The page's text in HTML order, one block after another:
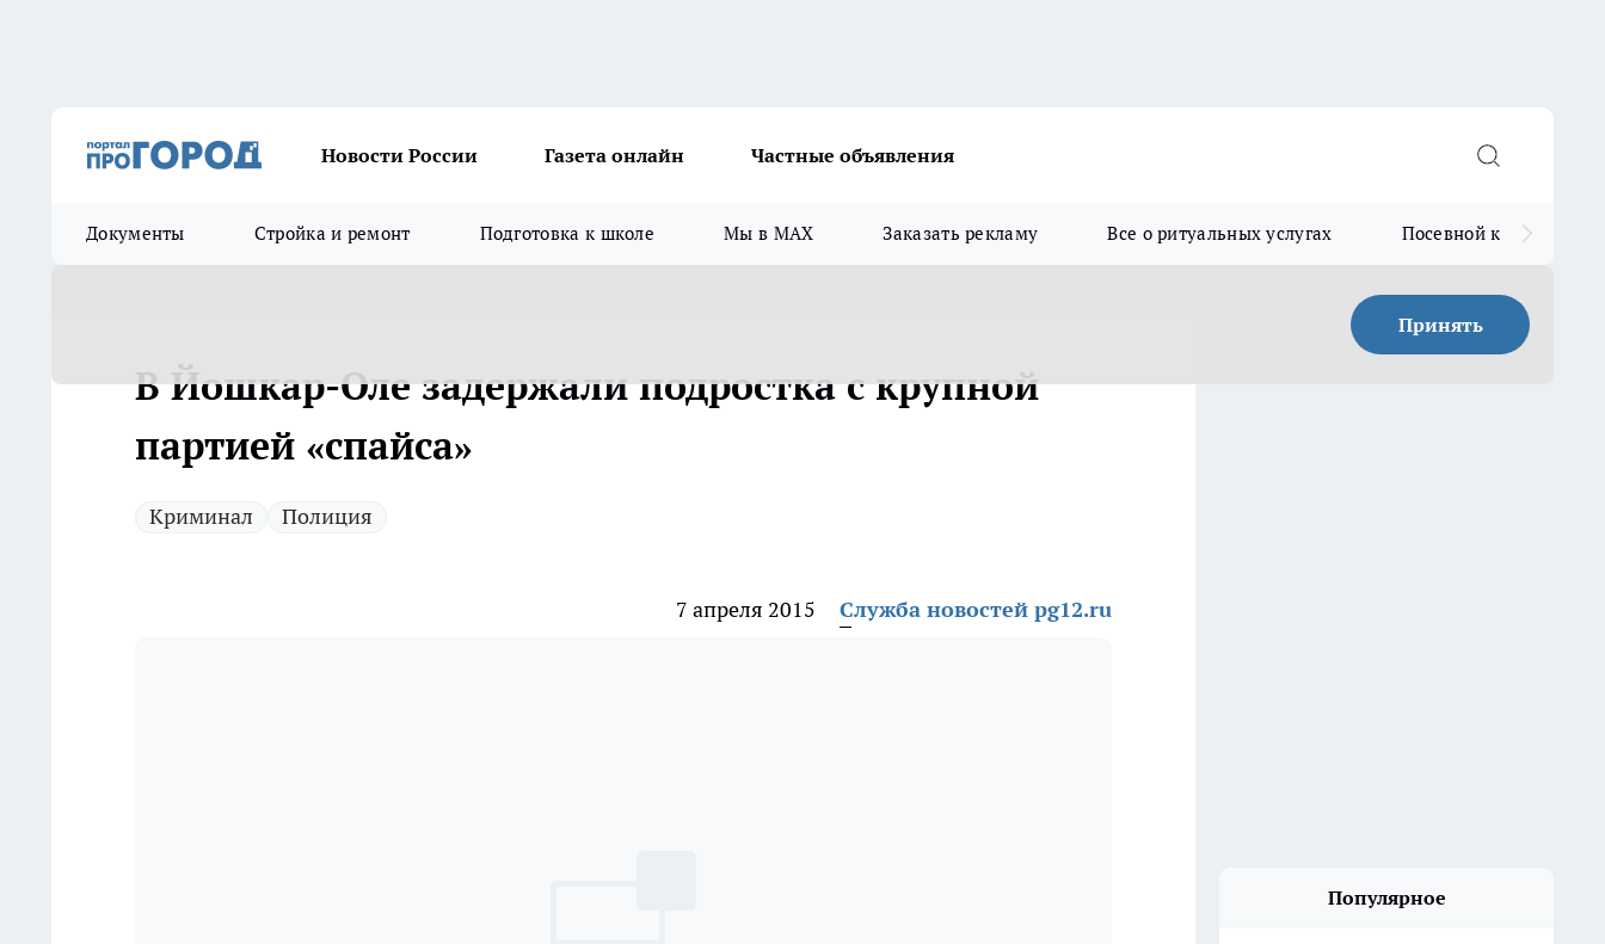
Новости России Газета онлайн Частные объявления
Документы Стройка и ремонт Подготовка к школе Мы в MAX Заказать рекламу Все о ритуальных услугах Посевной календарь
Принять
В Йошкар-Оле задержали подростка с крупной
партией «спайса»
Криминал Полиция
7 апреля 2015 Служба новостей pg12.ru
Популярное